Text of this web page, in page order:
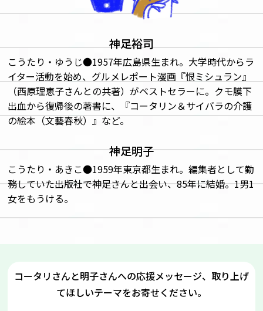
神足裕司
こうたり・ゆうじ●1957年広島県生まれ。大学時代からラ
イター活動を始め、グルメレポート漫画『恨ミシュラン』
（西原理恵子さんとの共著）がベストセラーに。クモ膜下
出血から復帰後の著書に、『コータリン＆サイバラの介護
の絵本（文藝春秋）』など。
神足明子
こうたり・あきこ●1959年東京都生まれ。編集者として勤
務していた出版社で神足さんと出会い、85年に結婚。1男1
女をもうける。
コータリさんと明子さんへの応援メッセージ、取り上げ
てほしいテーマをお寄せください。